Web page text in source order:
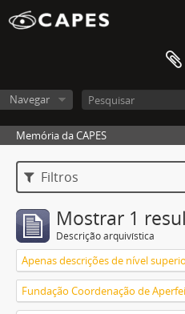
Navegar
Memória da CAPES
Filtros
Mostrar 1
Descrição arquivística
Apenas descrições de nível